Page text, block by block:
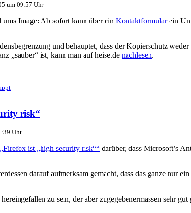
um 09:57 Uhr
Image: Ab sofort kann über ein Kontaktformularein
und behauptet, dass der Kopierschutz
„sauber“ ist, kann man auf heise.de nachlesen.
risk“
Uhr
Firefox ist „high security risk“
darüber, dass Microsoft’s
darauf aufmerksam gemacht, dass das ganze nur
zu sein, der aber zugegebenermassen sehr